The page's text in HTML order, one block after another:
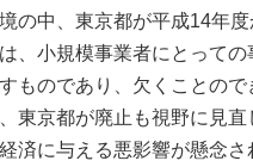
の中、東京都が平成14年
、小規模事業者にとって
ものであり、欠くことので
東京都が廃止も視野に見
済に与える悪影響が懸念さ